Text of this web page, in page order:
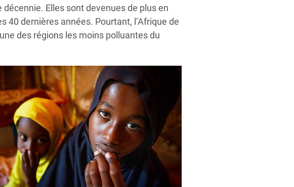
Elles sont devenues de plus en
40 dernières années. Pourtant, l’Afrique de
des régions les moins polluantes du